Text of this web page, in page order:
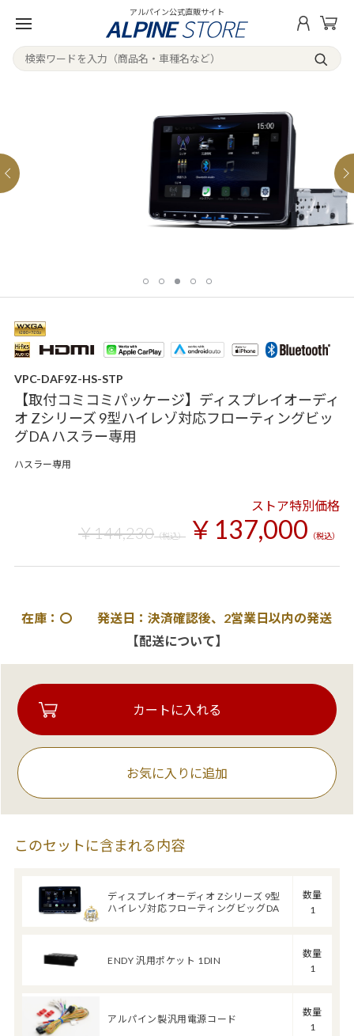
アルパイン公式直販サイト
VPC-DAF9Z-HS-STP
【取付コミコミパッケージ】ディスプレイオーディ
オ Zシリーズ 9型ハイレゾ対応フローティングビッ
グDA ハスラー専用
ハスラー専用
ストア特別価格
￥144,230（税込） ￥137,000 （税込）
在庫：〇 発送日：決済確認後、2営業日以内の発送
【配送について】
お気に入りに追加
このセットに含まれる内容
ディスプレイオーディオ Zシリーズ 9型
ハイレゾ対応フローティングビッグDA
数量
1
ENDY 汎用ポケット 1DIN
数量
1
アルパイン製汎用電源コード
数量
1